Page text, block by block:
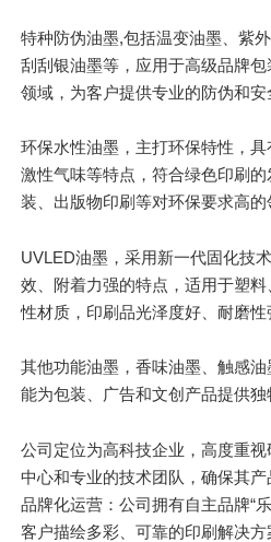
特种防伪油墨,包括温变油墨、紫
刮刮银油墨等，应用于高级品牌
领域，为客户提供专业的防伪和安
环保水性油墨，主打环保特性，
激性气味等特点，符合绿色印刷
装、出版物印刷等对环保要求高的
UVLED油墨，采用新一代固化技
效、附着力强的特点，适用于塑
性材质，印刷品光泽度好、耐磨性
其他功能油墨，香味油墨、触感
能为包装、广告和文创产品提供独
公司定位为高科技企业，高度重
中心和专业的技术团队，确保其产
品牌化运营：公司拥有自主品牌“
客户描绘多彩、可靠的印刷解决方